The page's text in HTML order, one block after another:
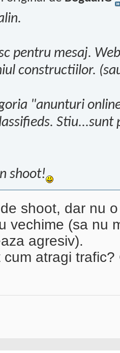
pentru mesaj.
constructiilor.
"anunturi
shoot!
shoot, dar nu
vechime (sa nu
agresiv).
cum atragi